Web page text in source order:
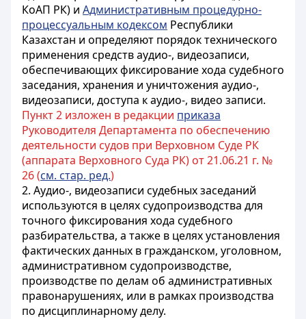
КоАП РК) и Административным процедурно-
процессуальным кодексом Республики
Казахстан и определяют порядок технического
применения средств аудио-, видеозаписи,
обеспечивающих фиксирование хода судебного
заседания, хранения и уничтожения аудио-,
видеозаписи, доступа к аудио-, видео записи.
Пункт 2 изложен в редакции приказа
Руководителя Департамента по обеспечению
деятельности судов при Верховном Суде РК
(аппарата Верховного Суда РК) от 21.06.21 г. №
26 (см. стар. ред.)
2. Аудио-, видеозаписи судебных заседаний
используются в целях судопроизводства для
точного фиксирования хода судебного
разбирательства, а также в целях установления
фактических данных в гражданском, уголовном,
административном судопроизводстве,
производстве по делам об административных
правонарушениях, или в рамках производства
по дисциплинарному делу.